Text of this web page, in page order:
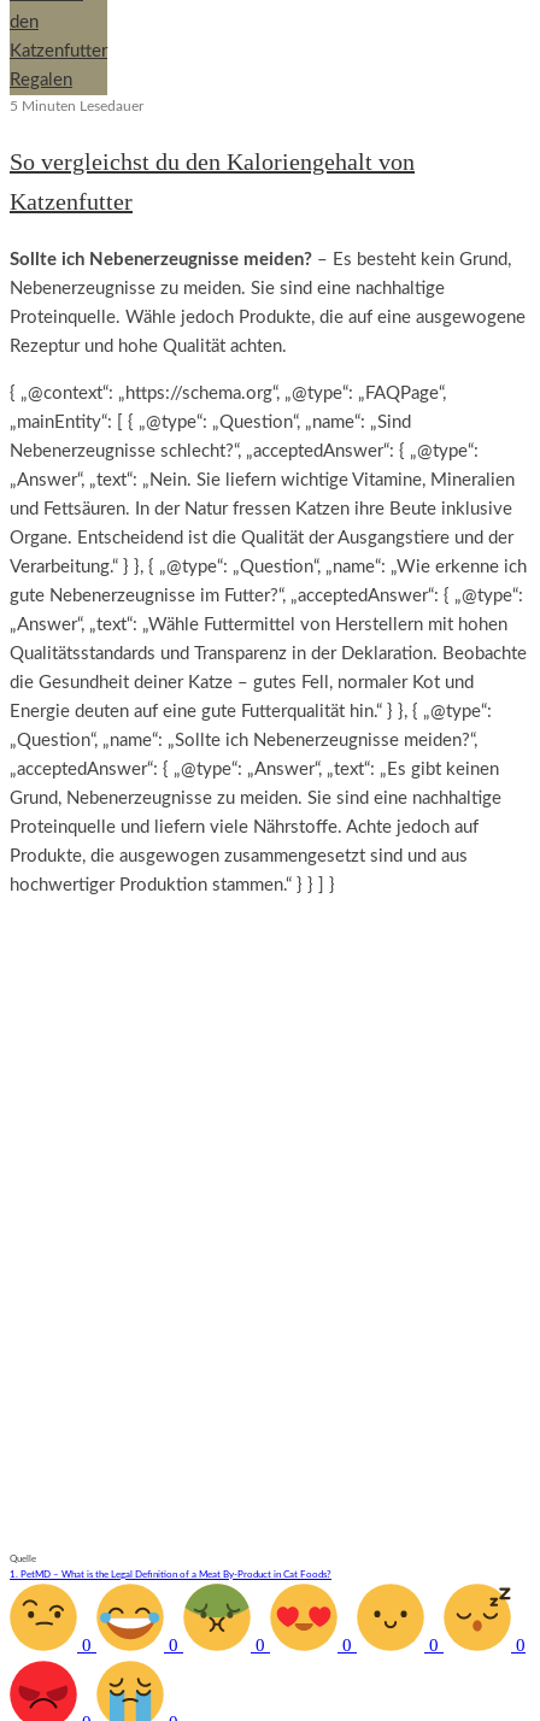
5 Minuten Lesedauer
So vergleichst du den Kaloriengehalt von
Katzenfutter
Sollte ich Nebenerzeugnisse meiden? – Es besteht kein Grund,
Nebenerzeugnisse zu meiden. Sie sind eine nachhaltige
Proteinquelle. Wähle jedoch Produkte, die auf eine ausgewogene
Rezeptur und hohe Qualität achten.
{ „@context“: „https://schema.org“, „@type“: „FAQPage“,
„mainEntity“: [ { „@type“: „Question“, „name“: „Sind
Nebenerzeugnisse schlecht?“, „acceptedAnswer“: { „@type“:
„Answer“, „text“: „Nein. Sie liefern wichtige Vitamine, Mineralien
und Fettsäuren. In der Natur fressen Katzen ihre Beute inklusive
Organe. Entscheidend ist die Qualität der Ausgangstiere und der
Verarbeitung.“ } }, { „@type“: „Question“, „name“: „Wie erkenne ich
gute Nebenerzeugnisse im Futter?“, „acceptedAnswer“: { „@type“:
„Answer“, „text“: „Wähle Futtermittel von Herstellern mit hohen
Qualitätsstandards und Transparenz in der Deklaration. Beobachte
die Gesundheit deiner Katze – gutes Fell, normaler Kot und
Energie deuten auf eine gute Futterqualität hin.“ } }, { „@type“:
„Question“, „name“: „Sollte ich Nebenerzeugnisse meiden?“,
„acceptedAnswer“: { „@type“: „Answer“, „text“: „Es gibt keinen
Grund, Nebenerzeugnisse zu meiden. Sie sind eine nachhaltige
Proteinquelle und liefern viele Nährstoffe. Achte jedoch auf
Produkte, die ausgewogen zusammengesetzt sind und aus
hochwertiger Produktion stammen.“ } } ] }
Quelle
1. PetMD – What is the Legal Definition of a Meat By-Product in Cat Foods?
0 0 0 0 0 0